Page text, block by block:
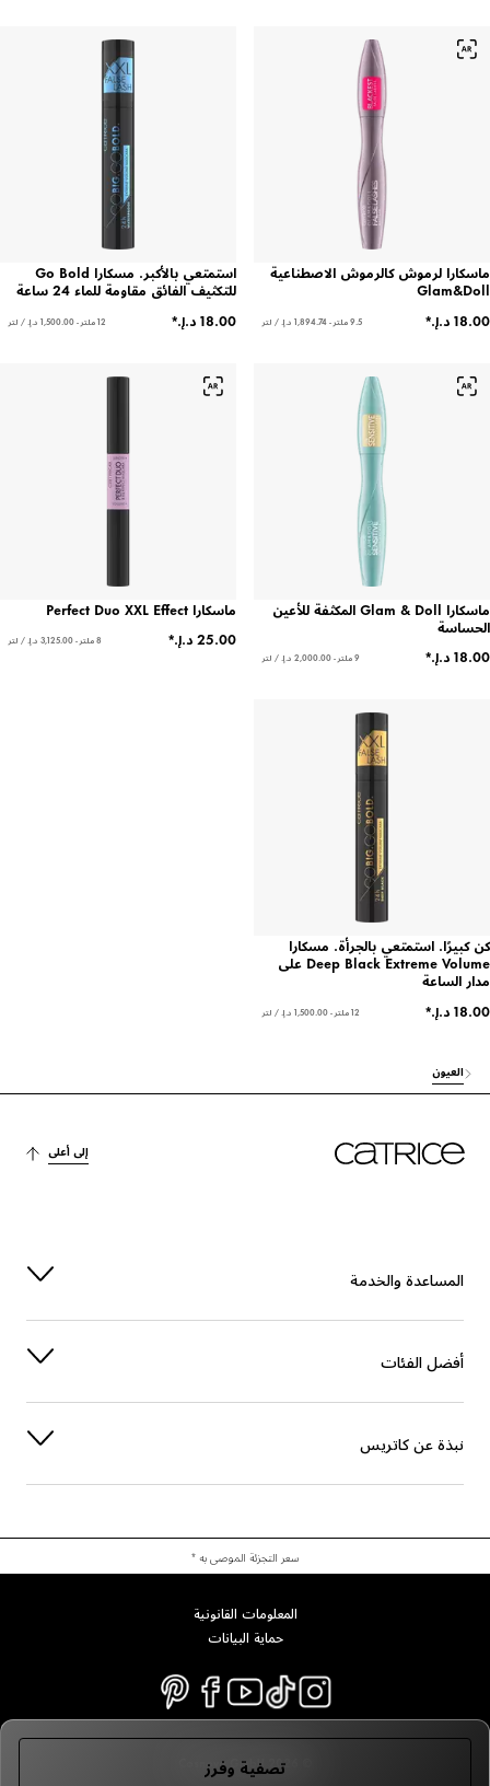
تصفية وفرز
ماسكارا لرموش كالرموش الاصطناعية
Glam&Doll
9.5 ملتر - ‏1,894.74 د.إ.‏ / لتر
استمتعي بالأكبر. مسكارا Go Bold
للتكثيف الفائق مقاومة للماء 24 ساعة
12 ملتر - ‏1,500.00 د.إ.‏ / لتر
ماسكارا Glam & Doll المكثفة للأعين
الحساسة
9 ملتر - ‏2,000.00 د.إ.‏ / لتر
ماسكارا Perfect Duo XXL Effect
8 ملتر - ‏3,125.00 د.إ.‏ / لتر
كن كبيرًا. استمتعي بالجرأة. مسكارا
Deep Black Extreme Volume على
مدار الساعة
12 ملتر - ‏1,500.00 د.إ.‏ / لتر
العيون
إلى أعلى
المساعدة والخدمة
أفضل الفئات
نبذة عن كاتريس
سعر التجزئة الموصى به *
المعلومات القانونية
حماية البيانات